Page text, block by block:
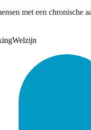
met een chronische
Welzijn